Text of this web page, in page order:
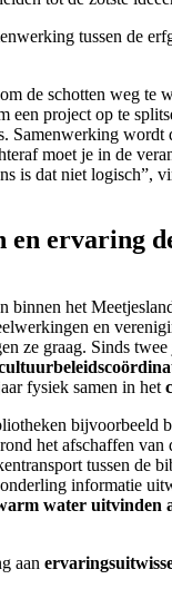
tussen de
de schotten weg te
een project op te
Samenwerking wordt
moet je in de
is dat niet logisch”,
en ervaring
binnen het
en
ze graag. Sinds
fysiek samen in het
bijvoorbeeld
het afschaffen van
tussen de
informatie
water uitvinden
aan